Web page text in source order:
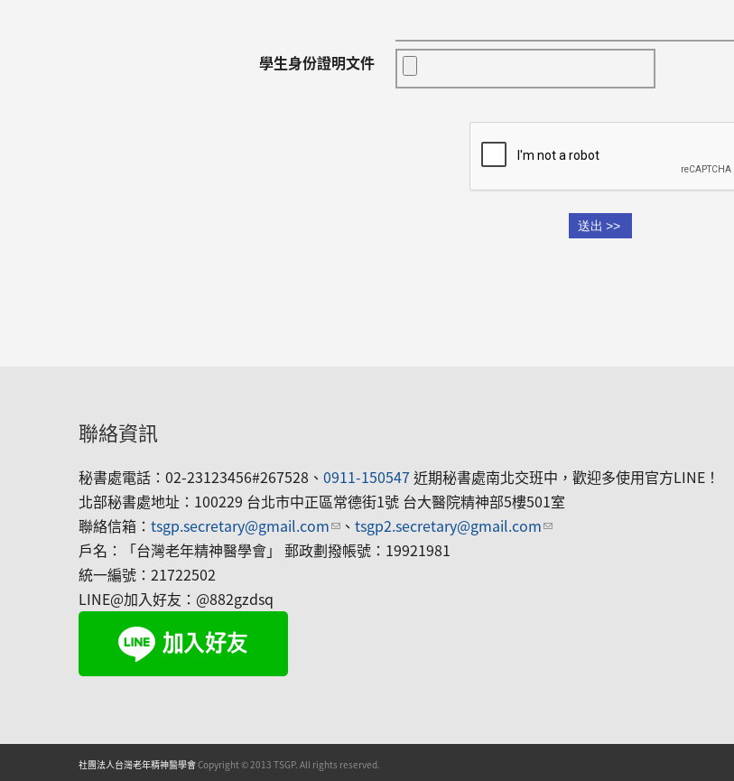
學生身份證明文件
聯絡資訊
秘書處電話：02-23123456#267528、 0911-150547近期秘書處南北交班中，歡迎多使用官方LINE！
北部秘書處地址：100229 台北市中正區常德街1號 台大醫院精神部5樓501室
聯絡信箱： tsgp.secretary@gmail.com(link sends e-mail)
、 tsgp2.secretary@gmail.com(link sends e-mail)
戶名：「台灣老年精神醫學會」 郵政劃撥帳號：19921981
統一編號：21722502
LINE@加入好友：@882gzdsq
社團法人台灣老年精神醫學會Copyright © 2013 TSGP. All rights reserved.